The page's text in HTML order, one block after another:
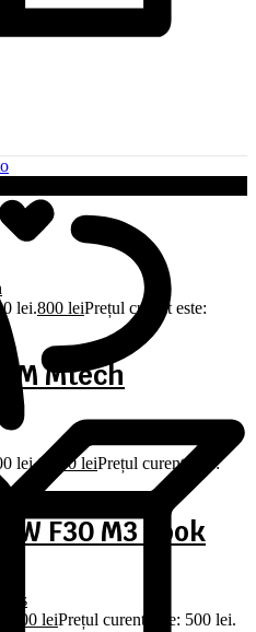
lei.800 leiPrețul curent este:
M Mtech
lei.1.800leiPrețul curent este:
F30 M3 Look
500 leiPrețul curent este: 500 lei.